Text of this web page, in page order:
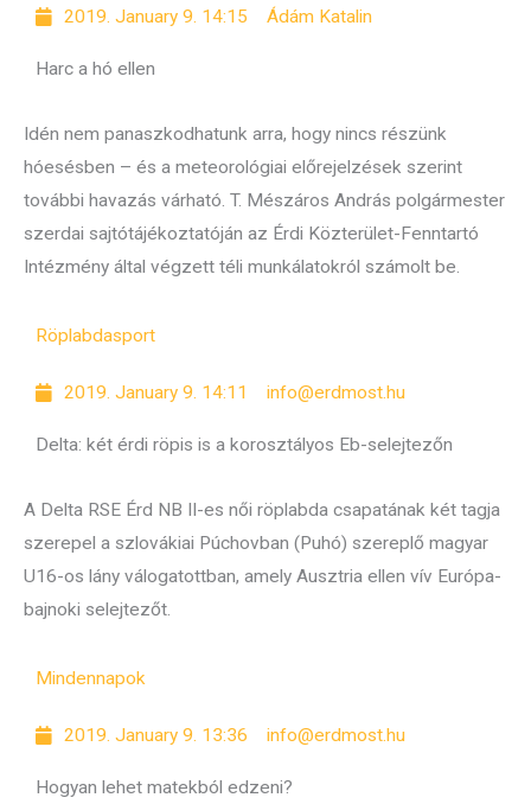
2019. January 9. 14:15 Ádám Katalin
Harc a hó ellen
Idén nem panaszkodhatunk arra, hogy nincs részünk
hóesésben – és a meteorológiai előrejelzések szerint
további havazás várható. T. Mészáros András polgármester
szerdai sajtótájékoztatóján az Érdi Közterület-Fenntartó
Intézmény által végzett téli munkálatokról számolt be.
Röplabdasport
2019. January 9. 14:11 info@erdmost.hu
Delta: két érdi röpis is a korosztályos Eb-selejtezőn
A Delta RSE Érd NB II-es női röplabda csapatának két tagja
szerepel a szlovákiai Púchovban (Puhó) szereplő magyar
U16-os lány válogatottban, amely Ausztria ellen vív Európa-
bajnoki selejtezőt.
Mindennapok
2019. January 9. 13:36 info@erdmost.hu
Hogyan lehet matekból edzeni?